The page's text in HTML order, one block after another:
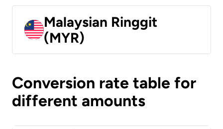
Malaysian Ringgit
(MYR)
Conversion rate table for
different amounts